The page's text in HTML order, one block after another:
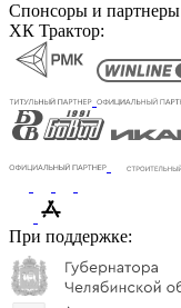
Спонсоры и партнеры
ХК Трактор:
При поддержке: